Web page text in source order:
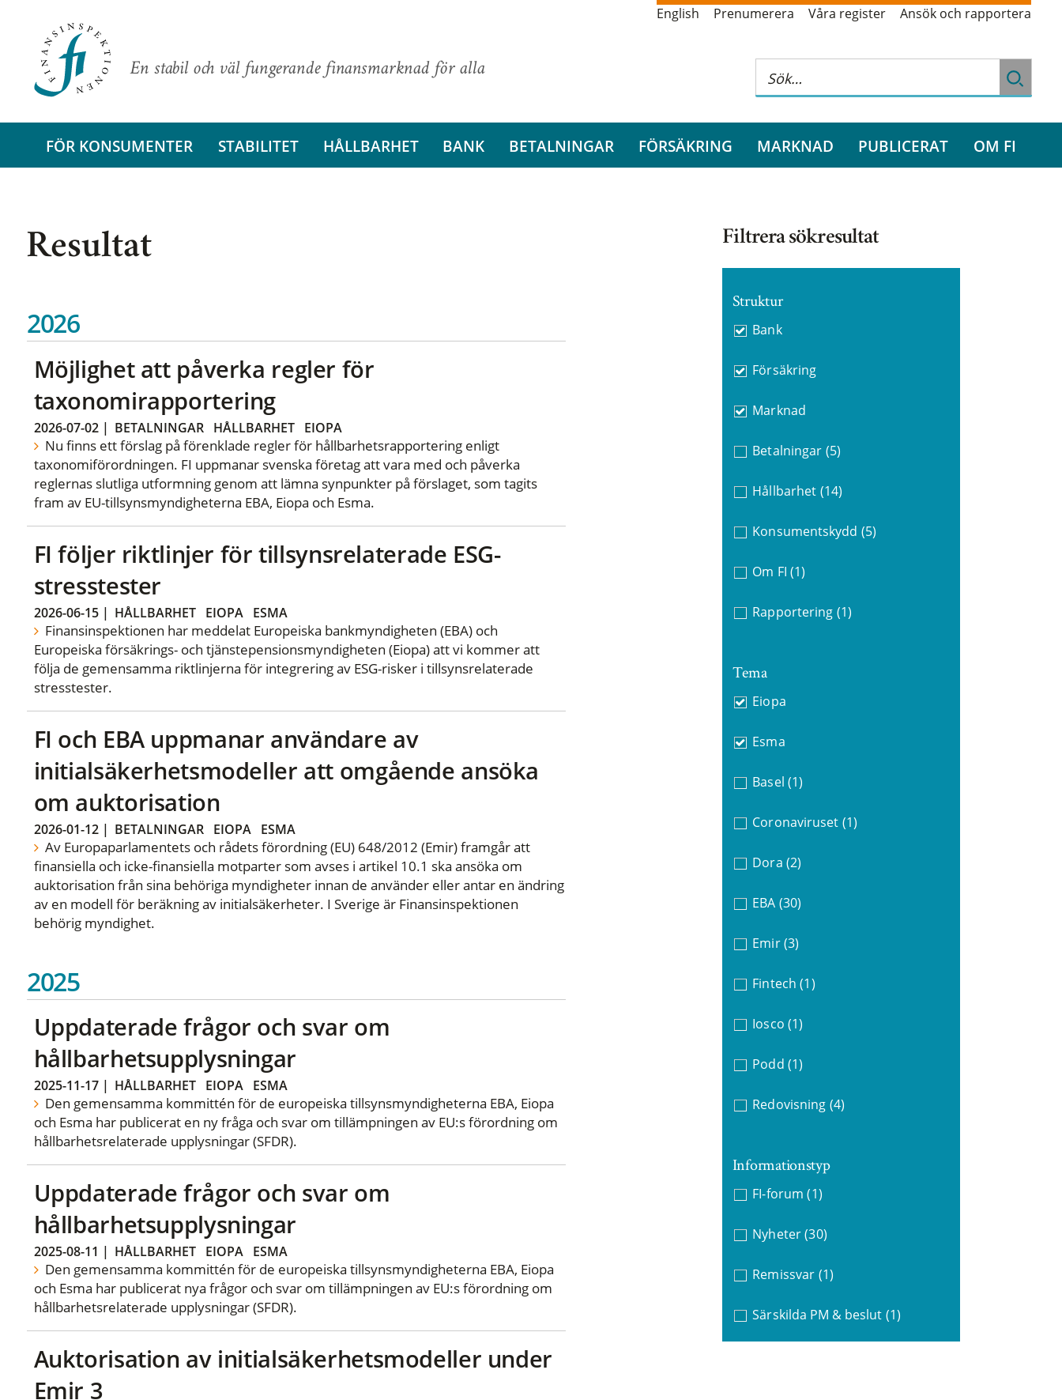
En stabil och väl fungerande finansmarknad för alla
English Prenumerera Våra register Ansök och rapportera
FÖR KONSUMENTER STABILITET HÅLLBARHET BANK BETALNINGAR FÖRSÄKRING MARKNAD PUBLICERAT OM FI
Resultat
2026
Möjlighet att påverka regler för
taxonomirapportering
2026-07-02| BETALNINGAR HÅLLBARHET EIOPA
Nu finns ett förslag på förenklade regler för hållbarhetsrapportering enligt
taxonomiförordningen. FI uppmanar svenska företag att vara med och påverka
reglernas slutliga utformning genom att lämna synpunkter på förslaget, som tagits
fram av EU-tillsynsmyndigheterna EBA, Eiopa och Esma.
FI följer riktlinjer för tillsynsrelaterade ESG-
stresstester
2026-06-15| HÅLLBARHET EIOPA ESMA
Finansinspektionen har meddelat Europeiska bankmyndigheten (EBA) och
Europeiska försäkrings- och tjänstepensionsmyndigheten (Eiopa) att vi kommer att
följa de gemensamma riktlinjerna för integrering av ESG-risker i tillsynsrelaterade
stresstester.
FI och EBA uppmanar användare av
initialsäkerhetsmodeller att omgående ansöka
om auktorisation
2026-01-12| BETALNINGAR EIOPA ESMA
Av Europaparlamentets och rådets förordning (EU) 648/2012 (Emir) framgår att
finansiella och icke-finansiella motparter som avses i artikel 10.1 ska ansöka om
auktorisation från sina behöriga myndigheter innan de använder eller antar en ändring
av en modell för beräkning av initialsäkerheter. I Sverige är Finansinspektionen
behörig myndighet.
2025
Uppdaterade frågor och svar om
hållbarhetsupplysningar
2025-11-17| HÅLLBARHET EIOPA ESMA
Den gemensamma kommittén för de europeiska tillsynsmyndigheterna EBA, Eiopa
och Esma har publicerat en ny fråga och svar om tillämpningen av EU:s förordning om
hållbarhetsrelaterade upplysningar (SFDR).
Uppdaterade frågor och svar om
hållbarhetsupplysningar
2025-08-11 | HÅLLBARHET EIOPA ESMA
Den gemensamma kommittén för de europeiska tillsynsmyndigheterna EBA, Eiopa
och Esma har publicerat nya frågor och svar om tillämpningen av EU:s förordning om
hållbarhetsrelaterade upplysningar (SFDR).
Auktorisation av initialsäkerhetsmodeller under
Emir 3
Filtrera sökresultat
Struktur
Bank
Försäkring
Marknad
Betalningar (5)
Hållbarhet (14)
Konsumentskydd (5)
Om FI (1)
Rapportering (1)
Tema
Eiopa
Esma
Basel (1)
Coronaviruset (1)
Dora (2)
EBA (30)
Emir (3)
Fintech (1)
Iosco (1)
Podd (1)
Redovisning (4)
Informationstyp
FI-forum (1)
Nyheter (30)
Remissvar (1)
Särskilda PM & beslut (1)